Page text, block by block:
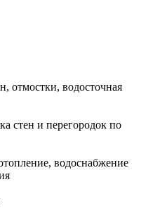
отмостки, водосточная
стен и перегородок по
водоснабжение